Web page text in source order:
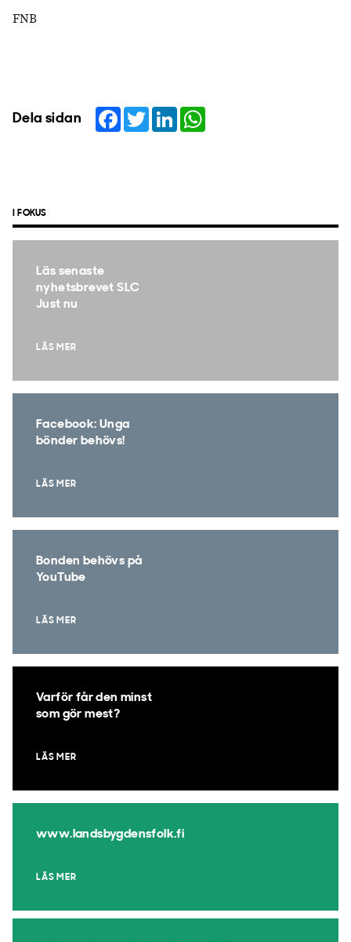
FNB
Dela sidan Facebook
TwitterLinkedIn
I FOKUS
Läs senaste
nyhetsbrevet SLC
Just nu
LÄS MER
Facebook: Unga
bönder behövs!
LÄS MER
Bonden behövs på
YouTube
LÄS MER
Varför får den minst
som gör mest?
LÄS MER
www.landsbygdensfolk.fi
LÄS MER